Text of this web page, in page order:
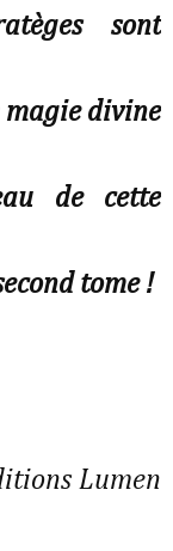
sont
magie divine
de cette
tome !
Lumen